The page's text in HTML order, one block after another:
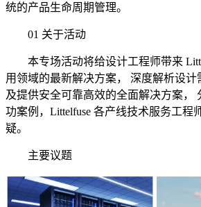
统的产品生命周期管理。
01 关于活动
本专场活动将给设计工程师带来
用领域的最新解决方案， 深度解析设
及提供安全可靠高效的全面解决方案，
功案例，Littelfuse 各产线技术服务工程
疑。
主要议题